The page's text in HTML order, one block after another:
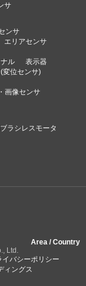
サ
ンサ
エリアセンサ
ル
表示器
変位センサ)
画像センサ
ラシレスモータ
Area / Country
Ltd.
イバシーポリシー
ィングス